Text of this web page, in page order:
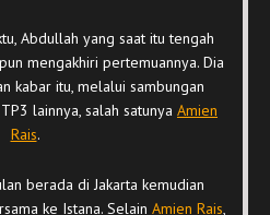
Abdullah yang saat itu tengah
mengakhiri pertemuannya. Dia
kabar itu, melalui sambungan
lainnya, salah satunya Amien
Rais.
berada di Jakarta kemudian
ke Istana. Selain Amien Rais,